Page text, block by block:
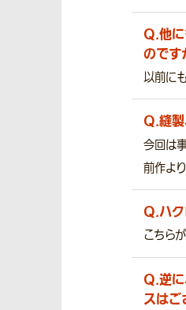
Q.他
のです
以前に
Q.縫
今回は
前作よ
Q.ハ
こちら
Q.逆
スはご